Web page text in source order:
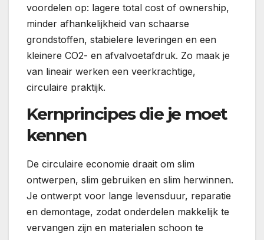
voordelen op: lagere total cost of ownership,
minder afhankelijkheid van schaarse
grondstoffen, stabielere leveringen en een
kleinere CO2- en afvalvoetafdruk. Zo maak je
van lineair werken een veerkrachtige,
circulaire praktijk.
Kernprincipes die je moet
kennen
De circulaire economie draait om slim
ontwerpen, slim gebruiken en slim herwinnen.
Je ontwerpt voor lange levensduur, reparatie
en demontage, zodat onderdelen makkelijk te
vervangen zijn en materialen schoon te